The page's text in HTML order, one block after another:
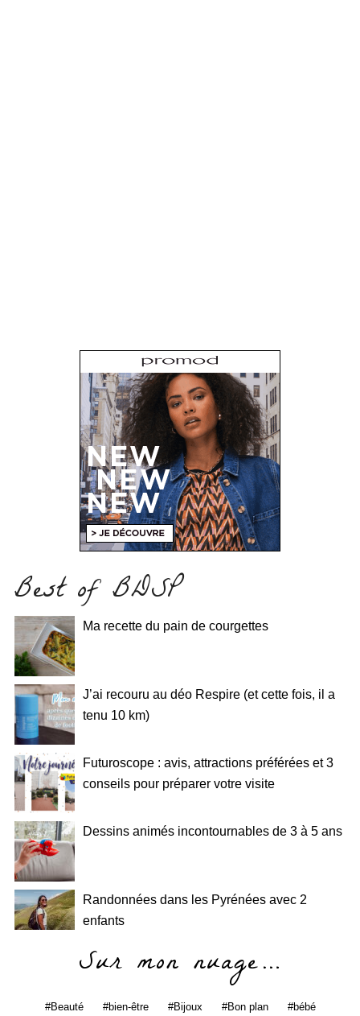
Best of BDSP
Ma recette du pain de courgettes
J’ai recouru au déo Respire (et cette fois, il a
tenu 10 km)
Futuroscope : avis, attractions préférées et 3
conseils pour préparer votre visite
Dessins animés incontournables de 3 à 5 ans
Randonnées dans les Pyrénées avec 2
enfants
Sur mon nuage…
Beauté bien-être Bijoux Bon plan bébé